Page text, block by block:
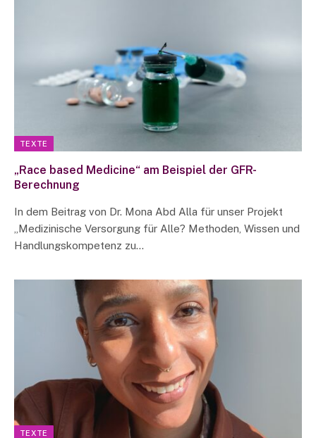
TEXTE
„Race based Medicine“ am Beispiel der GFR-
Berechnung
In dem Beitrag von Dr. Mona Abd Alla für unser Projekt
„Medizinische Versorgung für Alle? Methoden, Wissen und
Handlungskompetenz zu…
TEXTE